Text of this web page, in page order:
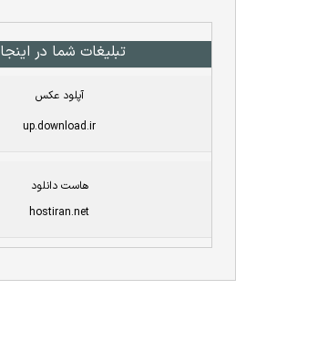
تبلیغات شما در اینجا
آپلود عکس
up.download.ir
هاست دانلود
hostiran.net